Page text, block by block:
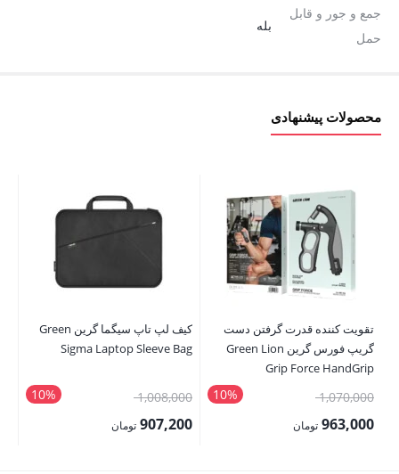
جمع و جور و قابل
حمل
بله
محصولات پیشنهادی
تقویت کننده قدرت گرفتن دست
گریپ فورس گرین Green Lion
Grip Force HandGrip
10% 1,070,000قیمت
اصلی: 963,000 تومان
کیف لپ تاپ سیگما گرین Green
Sigma Laptop Sleeve Bag
10% 1,008,000قیمت
اصلی: 907,200 تومان